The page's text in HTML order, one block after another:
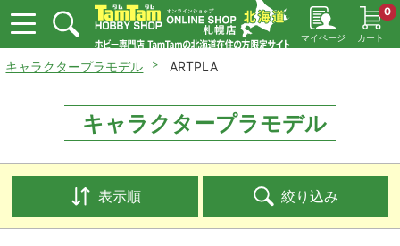
マイページ カート
0
キャラクタープラモデル ARTPLA
キャラクタープラモデル
表示順 絞り込み